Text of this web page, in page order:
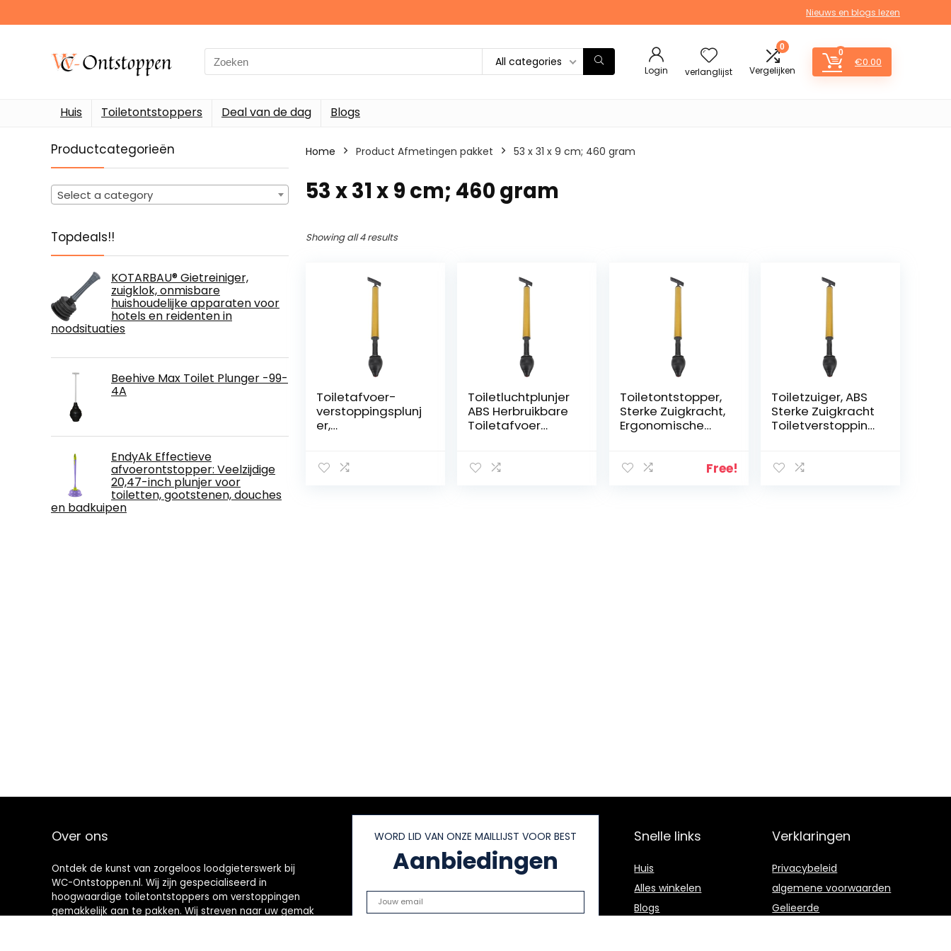
Nieuws en blogs lezen
Search
for:
All categories
Login verlanglijst
0
Vergelijken
0
€0.00
Huis Toiletontstoppers Deal van de dag Blogs
Productcategorieën
Select a category
Topdeals!!
KOTARBAU® Gietreiniger,
zuigklok, onmisbare
huishoudelijke apparaten voor
hotels en reidenten in
noodsituaties
Beehive Max Toilet Plunger -99-
4A
EndyAk Effectieve
afvoerontstopper: Veelzijdige
20,47-inch plunjer voor
toiletten, gootstenen, douches
en badkuipen
Home Product Afmetingen pakket ‎53 x 31 x 9 cm; 460 gram
‎53 x 31 x 9 cm; 460 gram
Showing all 4 results
Toiletafvoer-
verstoppingsplunj
er,
voor Thuis
Toiletluchtplunjer
ABS Herbruikbare
Toiletafvoer
Handvat Efficiënt
Toiletontstopper,
Sterke Zuigkracht,
Ergonomische
van
Free!
Toiletzuiger, ABS
Sterke Zuigkracht
Toiletverstopping
Thuis (BLACK)
Over ons
Ontdek de kunst van zorgeloos loodgieterswerk bij
WC-Ontstoppen.nl. Wij zijn gespecialiseerd in
hoogwaardige toiletontstoppers om verstoppingen
gemakkelijk aan te pakken. Wij streven naar uw gemak
WORD LID VAN ONZE MAILLIJST VOOR BEST
Aanbiedingen
Snelle links
Huis
Alles winkelen
Blogs
Verklaringen
Privacybeleid
algemene voorwaarden
Gelieerde
openbaarmaking